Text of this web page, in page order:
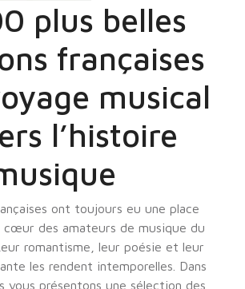
plus belles
françaises
musical
l’histoire
ont toujours eu une place
cœur des amateurs de musique du
romantisme, leur poésie et leur
les rendent intemporelles. Dans
vous présentons une sélection des